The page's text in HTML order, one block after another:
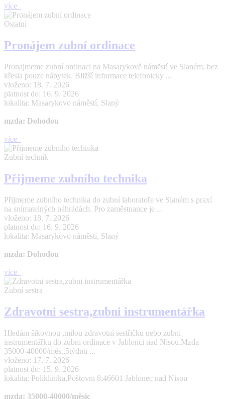
více
Ostatní
Pronájem zubní ordinace
Pronajmeme zubní ordinaci na Masarykově náměstí ve Slaném, bez
křesla pouze nábytek. Bližší informace telefonicky ...
vloženo: 18. 7. 2026
platnost do: 16. 9. 2026
lokalita: Masarykovo náměstí, Slaný
mzda: Dohodou
více
Zubní technik
Přijmeme zubního technika
Přijmeme zubního technika do zubní laboratoře ve Slaném s praxí
na snímatelných náhrádách. Pro zaměstnance je ...
vloženo: 18. 7. 2026
platnost do: 16. 9. 2026
lokalita: Masarykovo náměstí, Slaný
mzda: Dohodou
více
Zubní sestra
Zdravotni sestra,zubni instrumentářka
Hledám šikovnou ,milou zdravotní sestřičku nebo zubní
instrumentářku do zubni ordinace v Jablonci nad Nisou.Mzda
35000-40000/měs.,5týdnů ...
vloženo: 17. 7. 2026
platnost do: 15. 9. 2026
lokalita: Poliklinika,Poštovni 8;46601 Jablonec nad Nisou
mzda: 35000-40000/měsic